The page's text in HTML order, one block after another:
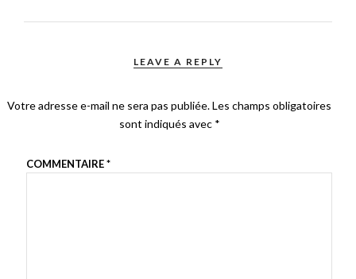
LEAVE A REPLY
Votre adresse e-mail ne sera pas publiée.Les champs obligatoires
sont indiqués avec *
COMMENTAIRE*